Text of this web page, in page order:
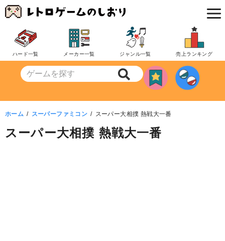
コ
ン
ツ
動
ハード一覧 メーカー一覧 ジャンル一覧 売上ランキング
ホーム スーパーファミコン スーパー大相撲 熱戦大一番
スーパー大相撲 熱戦大一番